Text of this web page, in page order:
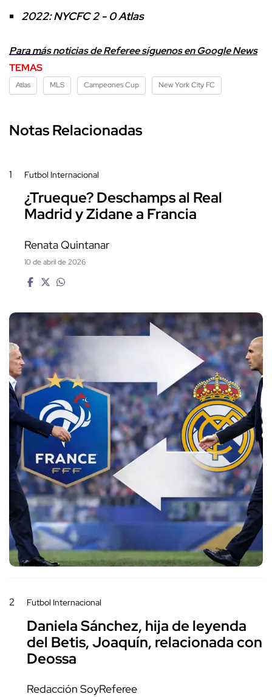
2022: NYCFC 2 - 0 Atlas
Para más noticias de Referee síguenos en Google News
TEMAS
Atlas MLS Campeones Cup New York City FC
Notas Relacionadas
1 Futbol Internacional
¿Trueque? Deschamps al Real
Madrid y Zidane a Francia
Renata Quintanar
10 de abril de 2026
2 Futbol Internacional
Daniela Sánchez, hija de leyenda
del Betis, Joaquín, relacionada con
Deossa
Redacción SoyReferee